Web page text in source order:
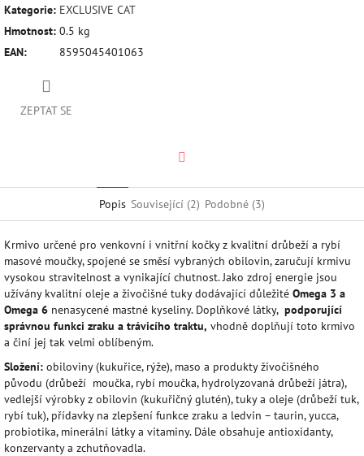
Kategorie: EXCLUSIVE CAT
Hmotnost: 0.5 kg
EAN: 8595045401063
ZEPTAT SE
Popis Související (2) Podobné (3)
Krmivo určené pro venkovní i vnitřní kočky z kvalitní drůbeží a rybí
masové moučky, spojené se směsí vybraných obilovin, zaručují krmivu
vysokou stravitelnost a vynikající chutnost. Jako zdroj energie jsou
užívány kvalitní oleje a živočišné tuky dodávající důležité Omega 3 a
Omega 6 nenasycené mastné kyseliny. Doplňkové látky, podporující
správnou funkci zraku a trávicího traktu, vhodně doplňují toto krmivo
a činí jej tak velmi oblíbeným.
Složení: obiloviny (kukuřice, rýže), maso a produkty živočišného
původu (drůbeží moučka, rybí moučka, hydrolyzovaná drůbeží játra),
vedlejší výrobky z obilovin (kukuřičný glutén), tuky a oleje (drůbeží tuk,
rybí tuk), přídavky na zlepšení funkce zraku a ledvin – taurin, yucca,
probiotika, minerální látky a vitaminy. Dále obsahuje antioxidanty,
konzervanty a zchutňovadla.